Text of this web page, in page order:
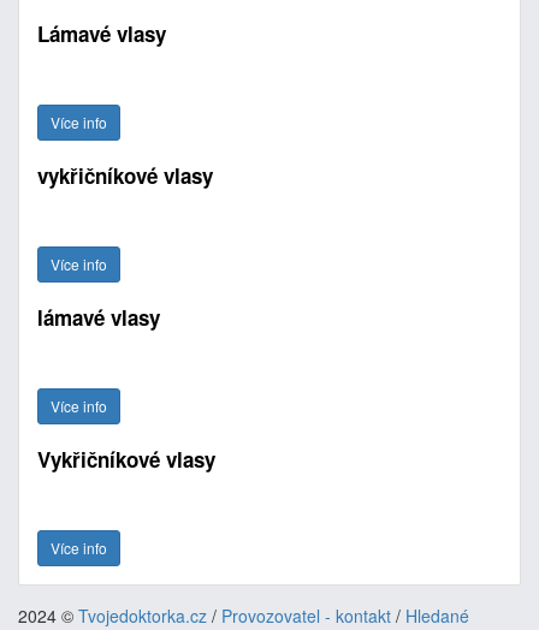
Lámavé vlasy
Více info
vykřičníkové vlasy
Více info
lámavé vlasy
Více info
Vykřičníkové vlasy
Více info
2024 © Tvojedoktorka.cz / Provozovatel - kontakt / Hledané